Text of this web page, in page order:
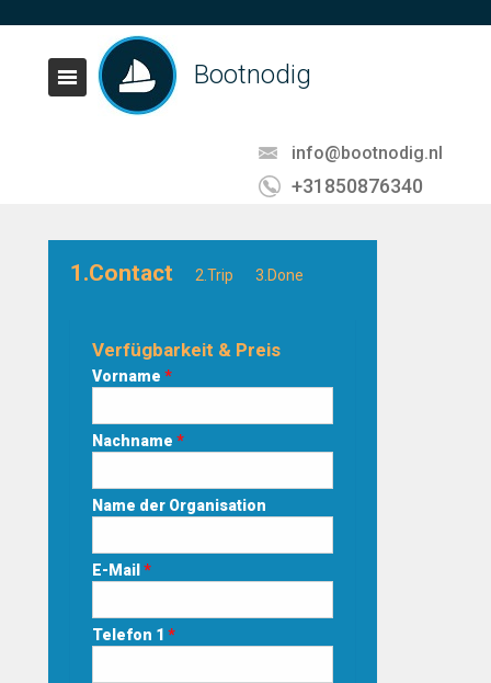
Bootnodig
info@bootnodig.nl
+31850876340
1.Contact 2.Trip 3.Done
Verfügbarkeit & Preis
Vorname *
Nachname *
Name der Organisation
E-Mail *
Telefon 1 *